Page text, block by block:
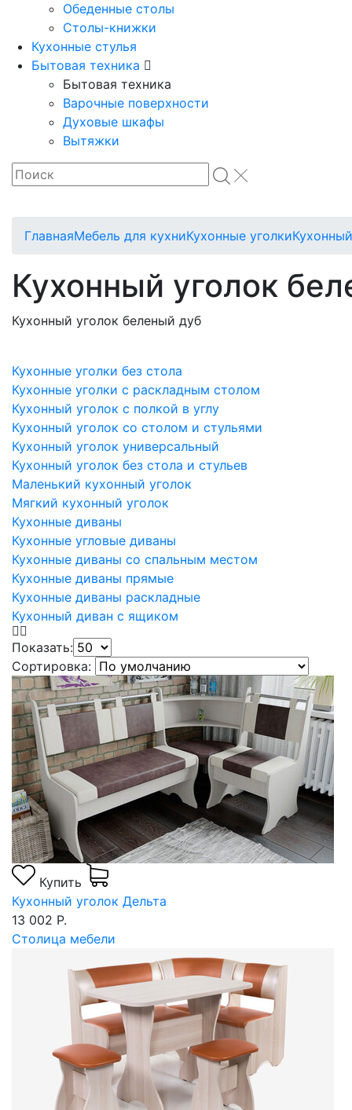
Обеденные столы
Столы-книжки
Кухонные стулья
Бытовая техника
Бытовая техника
Варочные поверхности
Духовые шкафы
Вытяжки
ГлавнаяМебель для кухниКухонные уголки
Кухонный уголок
Кухонный уголок беленый дуб
Кухонные уголки без стола
Кухонные уголки с раскладным столом
Кухонный уголок с полкой в углу
Кухонный уголок со столом и стульями
Кухонный уголок универсальный
Кухонный уголок без стола и стульев
Маленький кухонный уголок
Мягкий кухонный уголок
Кухонные диваны
Кухонные угловые диваны
Кухонные диваны со спальным местом
Кухонные диваны прямые
Кухонные диваны раскладные
Кухонный диван с ящиком
Показать:
Сортировка:
Купить
Кухонный уголок Дельта
13 002 Р.
Столица мебели